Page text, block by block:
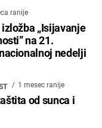
ranije
„Isijavanje
na 21.
nedelji
1 mesec ranije
od sunca i